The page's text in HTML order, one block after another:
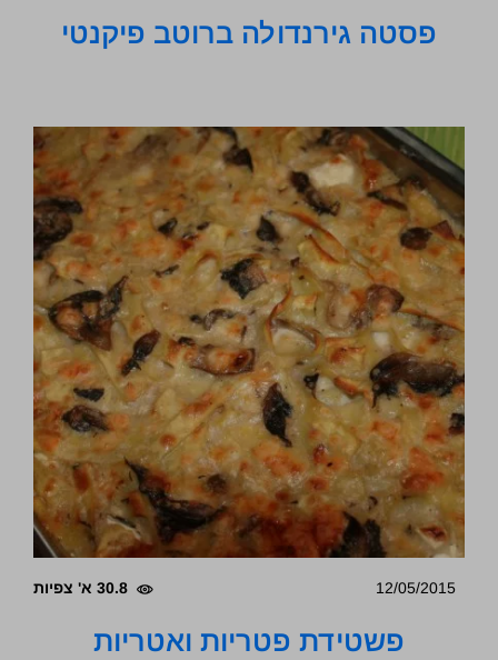
פסטה גירנדולה ברוטב פיקנטי
12/05/2015 30.8 א' צפיות
פשטידת פטריות ואטריות